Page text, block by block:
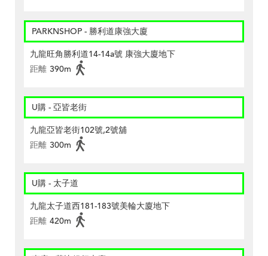
PARKNSHOP - 勝利道康強大廈
九龍旺角勝利道14-14a號 康強大廈地下
距離 390m
U購 - 亞皆老街
九龍亞皆老街102號,2號舖
距離 300m
U購 - 太子道
九龍太子道西181-183號美輪大廈地下
距離 420m